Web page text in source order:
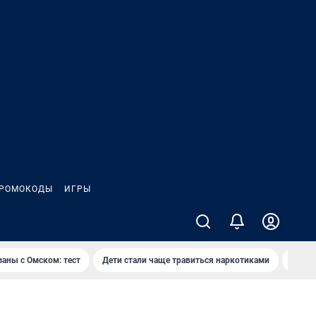
ИГРЫ
с Омском: тест Дети стали чаще травиться наркотиками